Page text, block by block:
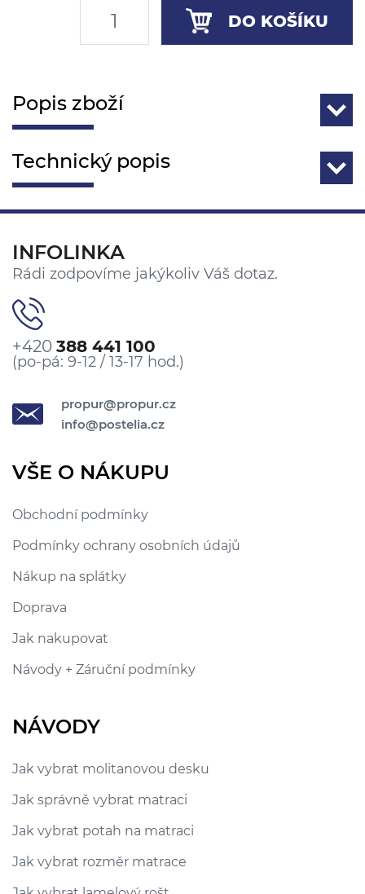
DO KOŠÍKU
Popis zboží
Technický popis
INFOLINKA
Rádi zodpovíme jakýkoliv Váš dotaz.
+420 388 441 100
(po-pá: 9-12 / 13-17 hod.)
propur@propur.cz
info@postelia.cz
VŠE O NÁKUPU
Obchodní podmínky
Podmínky ochrany osobních údajů
Nákup na splátky
Doprava
Jak nakupovat
Návody + Záruční podmínky
NÁVODY
Jak vybrat molitanovou desku
Jak správně vybrat matraci
Jak vybrat potah na matraci
Jak vybrat rozměr matrace